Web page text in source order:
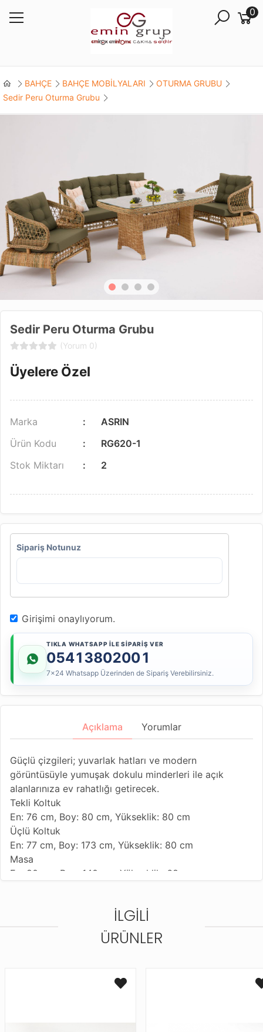
0
BAHÇE BAHÇE MOBİLYALARI
OTURMA GRUBU
Sedir Peru Oturma Grubu
Sedir Peru Oturma Grubu
(Yorum 0)
Üyelere Özel
Marka
ASRIN
Ürün Kodu
RG620-1
Stok Miktarı
2
Sipariş Notunuz
Girişimi onaylıyorum.
TIKLA WHATSAPP İLE SİPARİŞ VER
05413802001
7x24 Whatsapp Üzerinden de Sipariş Verebilirsiniz.
Açıklama Yorumlar
Güçlü çizgileri; yuvarlak hatları ve modern
görüntüsüyle yumuşak dokulu minderleri ile açık
alanlarınıza ev rahatlığı getirecek.
Tekli Koltuk
En: 76 cm, Boy: 80 cm, Yükseklik: 80 cm
Üçlü Koltuk
En: 77 cm, Boy: 173 cm, Yükseklik: 80 cm
Masa
En: 80 cm, Boy: 140 cm, Yükseklik: 68 cm
Farklı minder renkleri mevcuttur. Minder rengi farklılık
İç ve dış mekanda kullanılabilir.
İLGILI
ÜRÜNLER